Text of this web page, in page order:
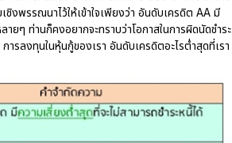
งพรรณนาไว้ให้เข้าใจเพียงว่า อันดับเครดิต AA มี
ยๆ ท่านก็คงอยากจะทราบว่าโอกาสในการผิดนัดชำระ
รลงทุนในหุ้นกู้ของเรา อันดับเครดิตอะไรต่ำสุดที่เรา